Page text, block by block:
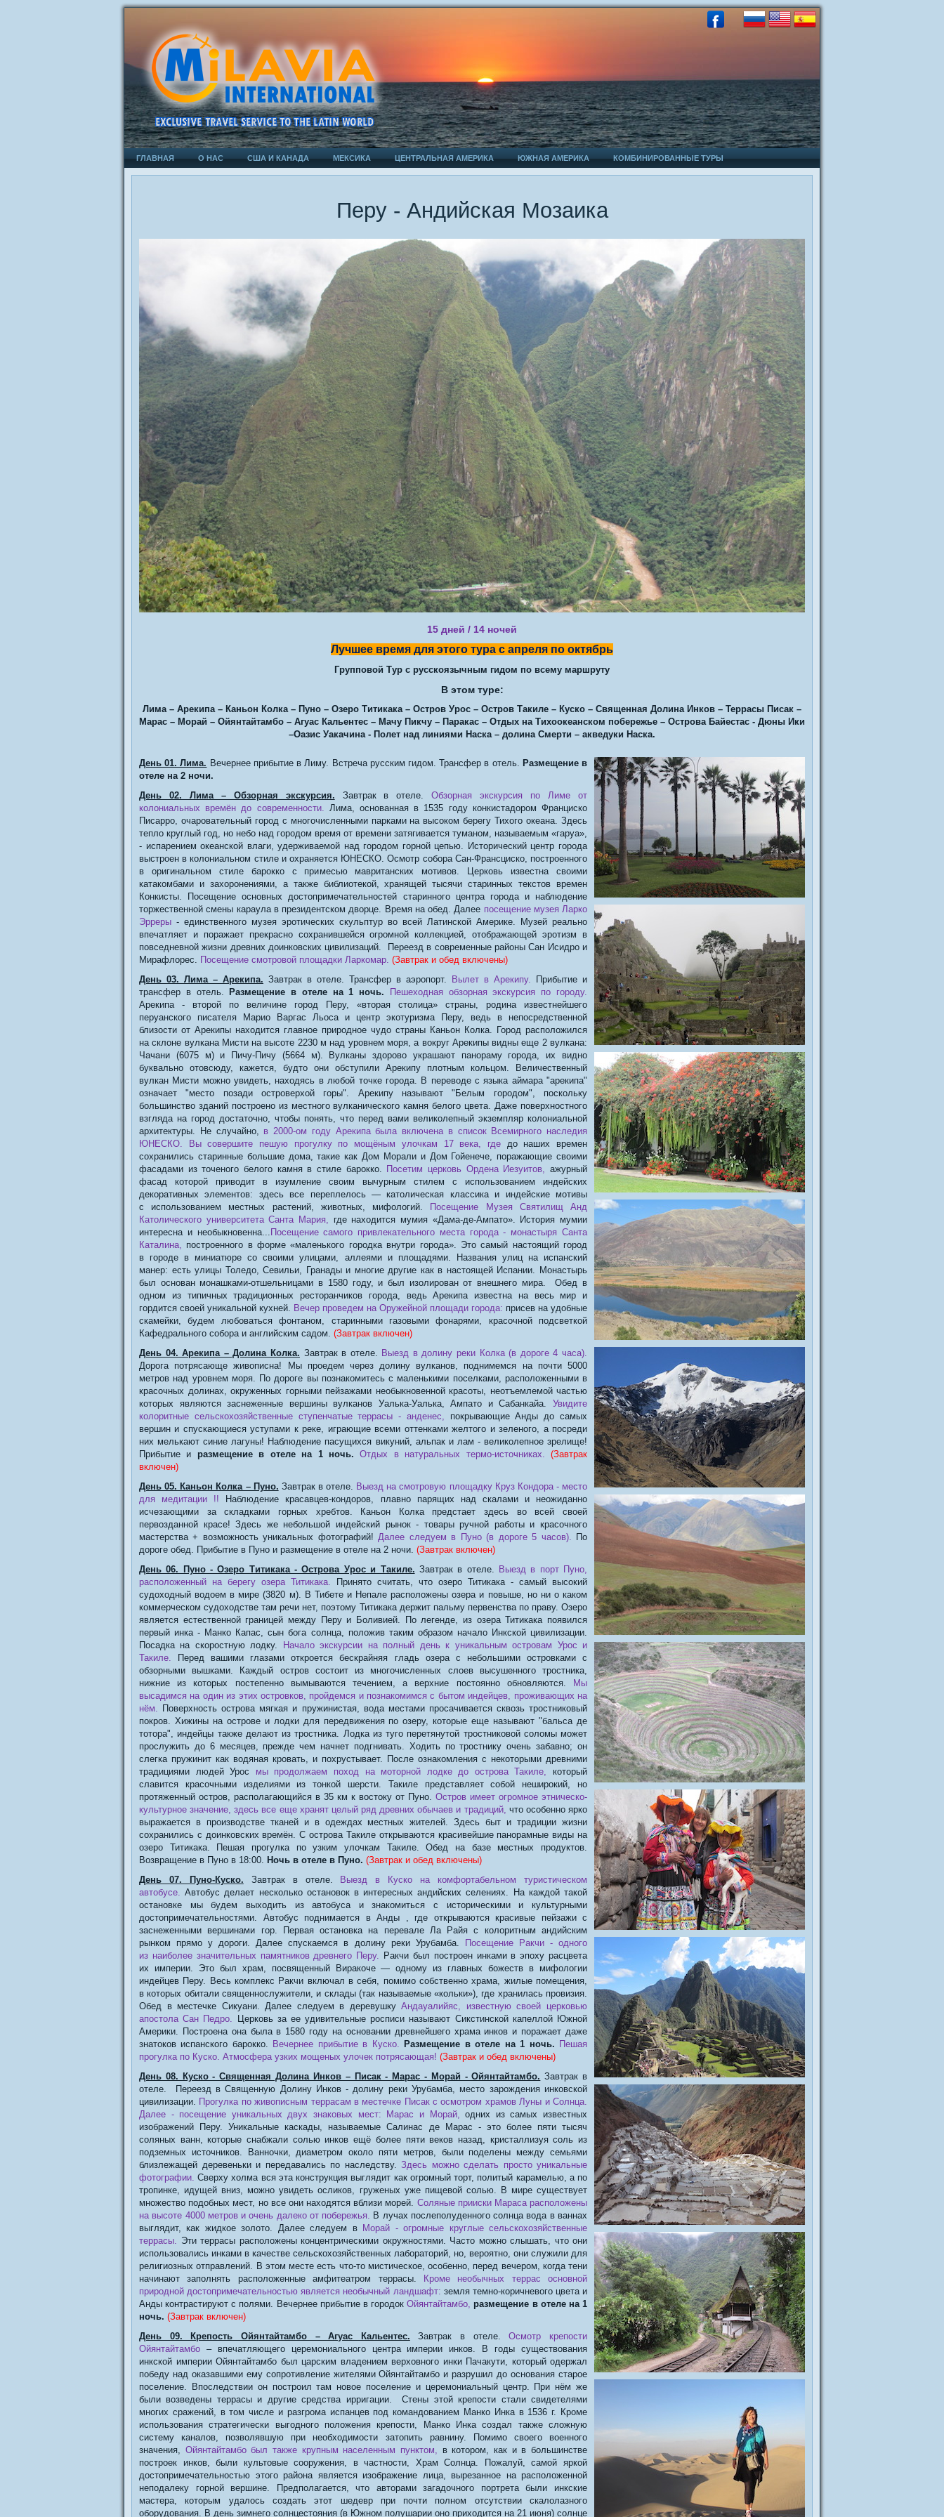
ГЛАВНАЯ О НАС США И КАНАДА МЕКСИКА ЦЕНТРАЛЬНАЯ АМЕРИКА ЮЖНАЯ АМЕРИКА КОМБИНИРОВАННЫЕ ТУРЫ
Перу - Андийская Мозаика
15 дней / 14 ночей
Лучшее время для этого тура с апреля по октябрь
Групповой Тур с русскоязычным гидом по всему маршруту
В этом туре:
Лима – Арекипа – Каньон Колка – Пуно – Озеро Титикака – Остров Урос – Остров Такиле – Куско – Священная Долина Инков – Террасы Писак –
Марас – Морай – Ойянтайтамбо – Агуас Кальентес – Мачу Пикчу – Паракас – Отдых на Тихоокеанском побережье – Острова Байестас - Дюны Ики
–Оазис Уакачина - Полет над линиями Наска – долина Смерти – акведуки Наска.
День 01. Лима. Вечернее прибытие в Лиму. Встреча русским гидом. Трансфер в отель. Размещение в
отеле на 2 ночи.
День 02. Лима – Обзорная экскурсия. Завтрак в отеле.Обзорная экскурсия по Лиме от
колониальных времён до современности. Лима, основанная в 1535 году конкистадором Франциско
Писарро, очаровательный город с многочисленными парками на высоком берегу Тихого океана. Здесь
тепло круглый год, но небо над городом время от времени затягивается туманом, называемым «гаруа»,
- испарением океанской влаги, удерживаемой над городом горной цепью. Исторический центр города
выстроен в колониальном стиле и охраняется ЮНЕСКО. Осмотр собора Сан-Франсциско, построенного
в оригинальном стиле барокко с примесью мавританских мотивов. Церковь известна своими
катакомбами и захоронениями, а также библиотекой, хранящей тысячи старинных текстов времен
Конкисты. Посещение основных достопримечательностей старинного центра города и наблюдение
торжественной смены караула в президентском дворце. Время на обед. Далее посещение музея Ларко
Эрреры - единственного музея эротических скульптур во всей Латинской Америке. Музей реально
впечатляет и поражает прекрасно сохранившейся огромной коллекцией, отображающей эротизм в
повседневной жизни древних доинковских цивилизаций. Переезд в современные районы Сан Исидро и
Мирафлорес. Посещение смотровой площадки Ларкомар. (Завтрак и обед включены)
День 03. Лима – Арекипа. Завтрак в отеле. Трансфер в аэропорт. Вылет в Арекипу.
Прибытие и
трансфер в отель.
Размещение в отеле на 1 ночь.
Пешеходная обзорная экскурсия по городу.
Арекипа - вторoй по величине город Перу, «вторая столица» страны, родина известнейшего
перуанского писателя Марио Варгас Льоса и центр экотуризма Перу, ведь в непосредственной
близости от Арекипы находится главное природное чудо страны Каньон Колка. Город расположился
на склоне вулкана Мисти на высоте 2230 м над уровнем моря, а вокруг Арекипы видны еще 2 вулкана:
Чачани (6075 м) и Пичу-Пичу (5664 м). Вулканы здорово украшают панораму города, их видно
буквально отовсюду, кажется, будто они обступили Арекипу плотным кольцом. Величественный
вулкан Мисти можно увидеть, находясь в любой точке города. В переводе с языка аймара "арекипа"
означает "место позади островерхой горы". Арекипу называют "Белым городом", поскольку
большинство зданий построено из местного вулканического камня белого цвета. Даже поверхностного
взгляда на город достаточно, чтобы понять, что перед вами великолепный экземпляр колониальной
архитектуры. Не случайно, в 2000-ом году Арекипа была включена в список Всемирного наследия
ЮНЕСКО. Вы совершите пешую прогулку по мощёным улочкам 17 века, гдедо наших времен
сохранились старинные большие дома, такие как Дом Морали и Дом Гойенече, поражающие своими
фасадами из точеного белого камня в стиле барокко. Посетим церковь Ордена Иезуитов, ажурный
фасад которой приводит в изумление своим вычурным стилем с использованием индейских
декоративных элементов: здесь все переплелось — католическая классика и индейские мотивы
с использованием местных растений, животных, мифологий.
Посещение Музея Святилищ Анд
Католического университета Санта Мария, где находится мумия «Дама-де-Ампато». История мумии
интересна и необыкновенна... Посещение самого привлекательного места города - монастыря Санта
Каталина, построенного в форме «маленького городка внутри города». Это самый настоящий город
в городе в миниатюре со своими улицами, аллеями и площадями. Названия улиц на испанский
манер: есть улицы Толедо, Севильи, Гранады и многие другие как в настоящей Испании. Монастырь
был основан монашками-отшельницами в 1580 году, и был изолирован от внешнего мира. Обед в
одном из типичных традиционных ресторанчиков города, ведь Арекипа известна на весь мир и
гордится своей уникальной кухней. Вечер проведем на Оружейной площади города: присев на удобные
скамейки, будем любоваться фонтаном, старинными газовыми фонарями, красочной подсветкой
Кафедрального собора и английским садом. (Завтрак включен)
День 04. Арекипа – Долина Колка. Завтрак в отеле. Выезд в долину реки Колка (в дороге 4 часа).
Дорога потрясающе живописна! Мы проедем через долину вулканов, поднимемся на почти 5000
метров над уровнем моря. По дороге вы познакомитесь с маленькими поселками, расположенными в
красочных долинах, окруженных горными пейзажами необыкновенной красоты, неотъемлемой частью
которых являются заснеженные вершины вулканов Уалька-Уалька, Ампато и Сабанкайа. Увидите
колоритные сельскохозяйственные ступенчатые террасы - анденес, покрывающие Анды до самых
вершин и спускающиеся уступами к реке, играющие всеми оттенками желтого и зеленого, а посреди
них мелькают синие лагуны! Наблюдение пасущихся викуний, альпак и лам - великолепное зрелище!
Прибытие и размещение в отеле на 1 ночь. Отдых в натуральных термо-источниках.
(Завтрак
включен)
День 05. Каньон Колка – Пуно. Завтрак в отеле. Выезд на смотровую площадку Круз Кондора - место
для медитации !! Наблюдение красавцев-кондоров, плавно парящих над скалами и неожиданно
исчезающими за складками горных хребтов. Каньон Колка предстает здесь во всей своей
первозданной красе! Здесь же небольшой индейский рынок - товары ручной работы и красочного
мастерства + возможность уникальных фотографий!Далее следуем в Пуно (в дороге 5 часов). По
дороге обед. Прибытие в Пуно и размещение в отеле на 2 ночи. (Завтрак включен)
День 06. Пуно - Озеро Титикака - Острова Урос и Такиле. Завтрак в отеле. Выезд в порт Пуно,
расположенный на берегу озера Титикака. Принято считать, что озеро Титикака - самый высокий
судоходный водоем в мире (3820 м). В Тибете и Непале расположены озера и повыше, но ни о каком
коммерческом судоходстве там речи нет, поэтому Титикака держит пальму первенства по праву. Озеро
является естественной границей между Перу и Боливией. По легенде, из озера Титикака появился
первый инка - Манко Капас, сын бога солнца, положив таким образом начало Инкской цивилизации.
Посадка на скоростную лодку.
Начало экскурсии на полный день к уникальным островам Урос и
Такиле. Перед вашими глазами откроется бескрайняя гладь озера с небольшими островками с
обзорными вышками. Каждый остров состоит из многочисленных слоев высушенного тростника,
нижние из которых постепенно вымываются течением, а верхние постоянно обновляются.
Мы
высадимся на один из этих островков, пройдемся и познакомимся с бытом индейцев, проживающих на
нём. Поверхность острова мягкая и пружинистая, вода местами просачивается сквозь тростниковый
покров. Хижины на острове и лодки для передвижения по озеру, которые еще называют "бальса де
тотора", индейцы также делают из тростника. Лодка из туго перетянутой тростниковой соломы может
прослужить до 6 месяцев, прежде чем начнет подгнивать. Ходить по тростнику очень забавно; он
слегка пружинит как водяная кровать, и похрустывает. После ознакомления с некоторыми древними
традициями людей Урос мы продолжаем поход на моторной лодке до острова Такиле, который
славится красочными изделиями из тонкой шерсти. Такиле представляет собой неширокий, но
протяженный остров, располагающийся в 35 км к востоку от Пуно. Остров имеет огромное этническо-
культурное значение, здесь все еще хранят целый ряд древних обычаев и традиций, что особенно ярко
выражается в производстве тканей и в одеждах местных жителей. Здесь быт и традиции жизни
сохранились с доинковских времён. С острова Такиле открываются красивейшие панорамные виды на
озеро Титикака. Пешая прогулка по узким улочкам Такиле. Обед на базе местных продуктов.
Возвращение в Пуно в 18:00. Ночь в отеле в Пуно. (Завтрак и обед включены)
День 07. Пуно-Куско. Завтрак в отеле.
Выезд в Куско на комфортабельном туристическом
автобусе. Автобус делает несколько остановок в интересных андийских селениях. На каждой такой
остановке мы будем выходить из автобуса и знакомиться с историческими и культурными
достопримечательностями. Автобус поднимается в Анды , где открываются красивые пейзажи с
заснеженными вершинами гор. Первая остановка на перевале Ла Райя с колоритным андийским
рынком прямо у дороги. Далее спускаемся в долину реки Урубамба.
Посещение Ракчи - одного
из наиболее значительных памятников древнего Перу. Ракчи был построен инками в эпоху расцвета
их империи. Это был храм, посвященный Виракоче — одному из главных божеств в мифологии
индейцев Перу. Весь комплекс Ракчи включал в себя, помимо собственно храма, жилые помещения,
в которых обитали священнослужители, и склады (так называемые «кольки»), где хранилась провизия.
Oбед в местечке Сикуани. Далее следуем в деревушкуАндауалийяс, известную своей церковью
апостола Сан Педро. Церковь за ее удивительные росписи называют Сикстинской капеллой Южной
Америки. Построена она была в 1580 году на основании древнейшего храма инков и поражает даже
знатоков испанского барокко. Вечернее прибытие в Куско. Размещение в отеле на 1 ночь. Пешая
прогулка по Куско. Атмосфера узких мощеных улочек потрясающая! (Завтрак и обед включены)
День 08. Куско - Священная Долина Инков – Писак - Марас - Морай - Ойянтайтамбо. Завтрак в
отеле. Переезд в Священную Долину Инков - долину реки Урубамба, место зарождения инковской
цивилизации. Прогулка по живописным террасам в местечке Писак с осмотром храмов Луны и Солнца.
Далее - посещение уникальных двух знаковых мест: Марас и Морай,одних из самых известных
изображений Перу. Уникальные каскады, называемые Салинас де Марас - это более пяти тысяч
соляных ванн, которые снабжали солью инков ещё более пяти веков назад, кристаллизуя соль из
подземных источников. Ванночки, диаметром около пяти метров, были поделены между семьями
близлежащей деревеньки и передавались по наследству. Здесь можно сделать просто уникальные
фотографии.Сверху холма вся эта конструкция выглядит как огромный торт, политый карамелью, а по
тропинке, идущей вниз, можно увидеть осликов, груженых уже пищевой солью. В мире существует
множество подобных мест, но все они находятся вблизи морей. Соляные прииски Мараса расположены
на высоте 4000 метров и очень далеко от побережья. В лучах послеполуденного солнца вода в ваннах
выглядит, как жидкое золото. Далее следуем в Морай - огромные круглые сельскохозяйственные
террасы. Эти террасы расположены концентрическими окружностями. Часто можно слышать, что они
использовались инками в качестве сельскохозяйственных лабораторий, но, вероятно, они служили для
религиозных отправлений. В этом месте есть что-то мистическое, особенно, перед вечером, когда тени
начинают заполнять расположенные амфитеатром террасы.
Кроме необычных террас основной
природной достопримечательностью является необычный ландшафт: земля темно-коричневого цвета и
Анды контрастируют с полями. Вечернее прибытие в городокОйянтайтамбо, размещение в отеле на 1
ночь. (Завтрак включен)
День 09. Крепость Ойянтайтамбо – Агуас Кальентес. Завтрак в отеле.Осмотр крепости
Ойянтайтамбо – впечатляющего церемониального центра империи инков. В годы существования
инкской империи Ойянтайтамбо был царским владением верховного инки Пачакути, который одержал
победу над оказавшими ему сопротивление жителями Ойянтайтамбо и разрушил до основания старое
поселение. Впоследствии он построил там новое поселение и церемониальный центр. При нём же
были возведены террасы и другие средства ирригации. Стены этой крепости стали свидетелями
многих сражений, в том числе и разгрома испанцев под командованием Манко Инка в 1536 г. Кроме
использования стратегически выгодного положения крепости, Манко Инка создал также сложную
систему каналов, позволявшую при необходимости затопить равнину. Помимо своего военного
значения, Ойянтайтамбо был также крупным населенным пунктом, в котором, как и в большинстве
построек инков, были культовые сооружения, в частности, Храм Солнца. Пожалуй, самой яркой
достопримечательностью этого района является изображение лица, вырезанное на расположенной
неподалеку горной вершине. Предполагается, что авторами загадочного портрета были инкские
мастера, которым удалось создать этот шедевр при почти полном отсутствии скалолазного
оборудования. В день зимнего солнцестояния (в Южном полушарии оно приходится на 21 июня) солнце